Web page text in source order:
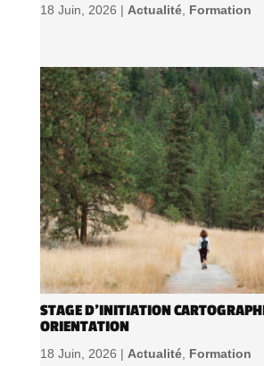
18 Juin, 2026 | Actualité, Formation
STAGE D’INITIATION
ORIENTATION
18 Juin, 2026 | Actualité, Formation